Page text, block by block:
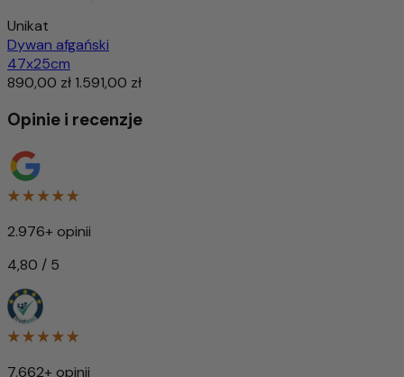
Unikat
Dywan afgański
47x25cm
890,00 zł 1.591,00 zł
Opinie i recenzje
2.976+ opinii
4,80 / 5
7.662+ opinii